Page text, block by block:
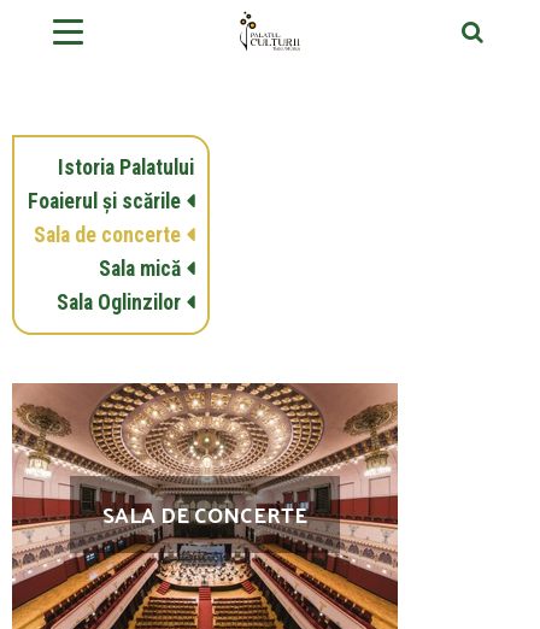
Istoria Palatului
Foaierul și scările
Sala de concerte
Sala mică
Sala Oglinzilor
SALA DE CONCERTE